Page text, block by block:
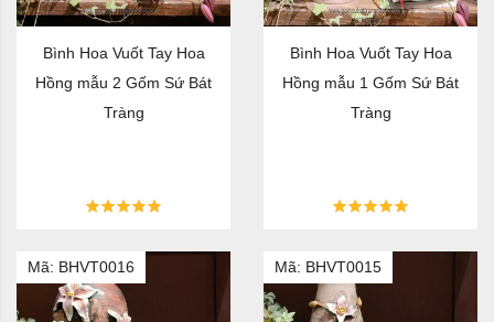
Bình Hoa Vuốt Tay Hoa
Hồng mẫu 2 Gốm Sứ Bát
Tràng
Bình Hoa Vuốt Tay Hoa
Hồng mẫu 1 Gốm Sứ Bát
Tràng
Mã: BHVT0016 Mã: BHVT0015